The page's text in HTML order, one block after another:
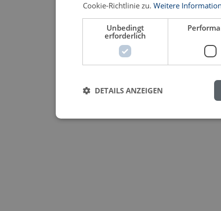
Cookie-Richtlinie zu. Weitere
Unbedingt
erforderlich
DETAILS ANZEIGEN